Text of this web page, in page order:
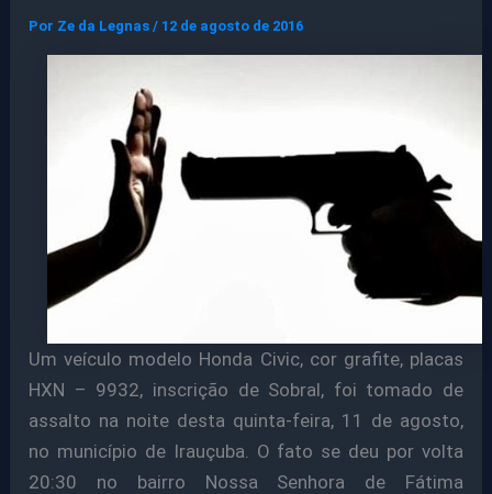
Por Ze da Legnas/ 12 de agosto de 2016
Um veículo modelo Honda Civic, cor grafite, placas
HXN – 9932, inscrição de Sobral, foi tomado de
assalto na noite desta quinta-feira, 11 de agosto,
no município de Irauçuba. O fato se deu por volta
20:30 no bairro Nossa Senhora de Fátima